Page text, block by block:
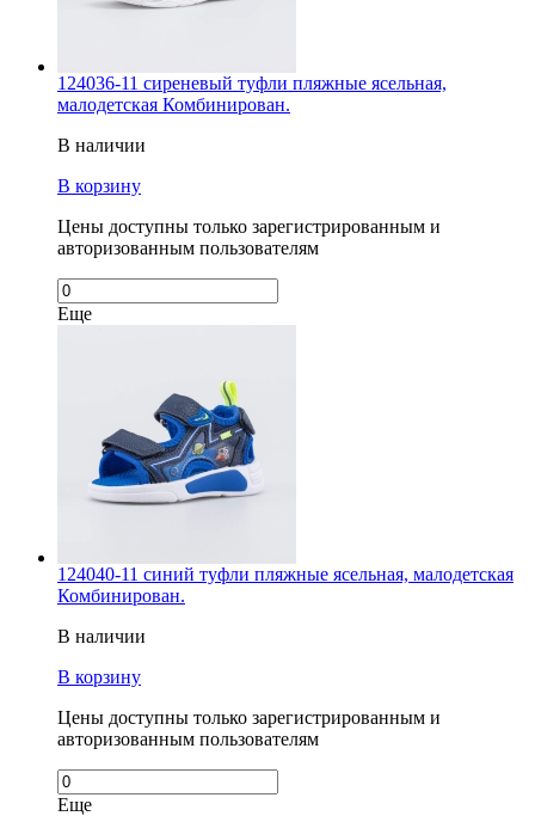
124036-11 сиреневый туфли пляжные ясельная,
малодетская Комбинирован.
В наличии
В корзину
Цены доступны только зарегистрированным и
авторизованным пользователям
Еще
124040-11 синий туфли пляжные ясельная, малодетская
Комбинирован.
В наличии
В корзину
Цены доступны только зарегистрированным и
авторизованным пользователям
Еще